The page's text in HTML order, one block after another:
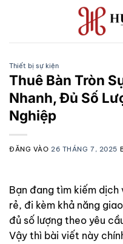
Thiết bị sự kiện
Thuê Bàn Tròn
Nhanh, Đủ Số
Nghiệp
ĐĂNG VÀO 26 THÁNG 7, 2025
Bạn đang tìm kiếm dịch
rẻ, đi kèm khả năng
đủ số lượng theo yêu
Vậy thì bài viết này